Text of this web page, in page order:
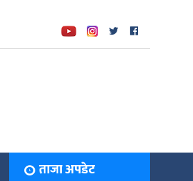
ताजा अपडेट